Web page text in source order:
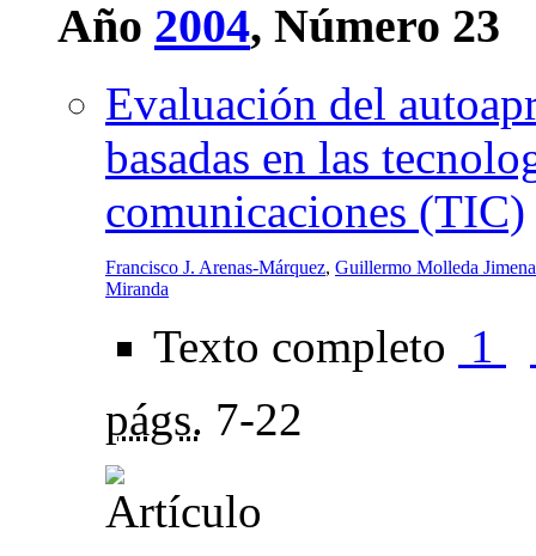
Año 2004, Número 23
Evaluación del
basadas en las
comunicaciones (TIC)
Francisco J. Arenas-Márquez, Guillermo Molleda Jimena
Miranda
Texto completo 1
págs. 7-22